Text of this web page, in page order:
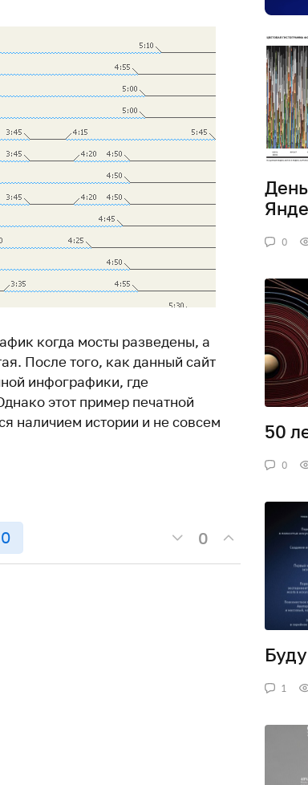
когда мосты разведены, а
После того, как данный сайт
инфографики, где
этот пример печатной
наличием истории и не совсем
0 0
0
50
0
1